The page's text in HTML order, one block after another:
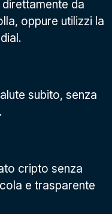
da
oppure utilizzi la
subito, senza
cripto senza
e trasparente